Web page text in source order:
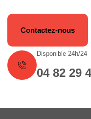
Contactez-nous
Disponible 24h/24
04 82 29